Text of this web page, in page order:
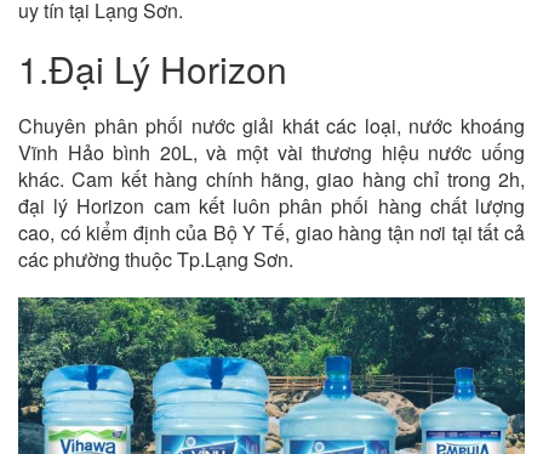
uy tín tại Lạng Sơn.
1.Đại Lý Horizon
Chuyên phân phối nước giải khát các loại, nước khoáng
Vĩnh Hảo bình 20L, và một vài thương hiệu nước uống
khác. Cam kết hàng chính hãng, giao hàng chỉ trong 2h,
đại lý Horizon cam kết luôn phân phối hàng chất lượng
cao, có kiểm định của Bộ Y Tế, giao hàng tận nơi tại tất cả
các phường thuộc Tp.Lạng Sơn.